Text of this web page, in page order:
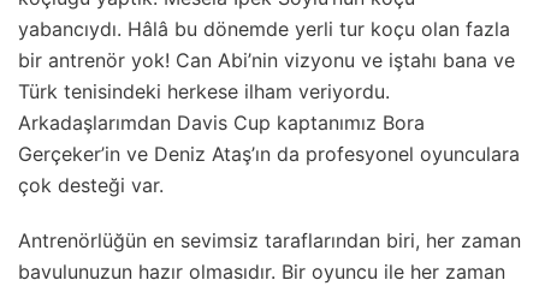
yabancıydı. Hâlâ bu dönemde yerli tur koçu olan fazla
bir antrenör yok! Can Abi’nin vizyonu ve iştahı bana ve
Türk tenisindeki herkese ilham veriyordu.
Arkadaşlarımdan Davis Cup kaptanımız Bora
Gerçeker’in ve Deniz Ataş’ın da profesyonel oyunculara
çok desteği var.
Antrenörlüğün en sevimsiz taraflarından biri, her zaman
bavulunuzun hazır olmasıdır. Bir oyuncu ile her zaman